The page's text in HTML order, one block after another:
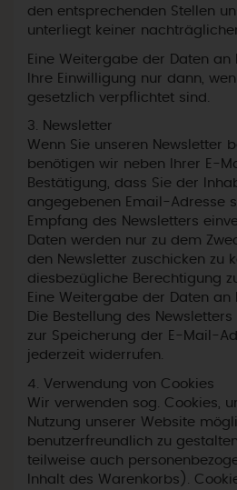
den entsprechenden Stellen
unterliegt keiner
Eine Weitergabe der Daten an
Ihre Einwilligung nur dann,
gesetzlich verpflichtet sind.
3. Newsletter
Wenn Sie unseren Newsletter
benötigen wir neben Ihrer E-
Bestätigung, dass Sie der
angegebenen Email-Adresse
Empfang des Newsletters
Daten werden nur zu dem
den Newsletter zuschicken zu
diesbezügliche Berechtigung
Eine Weitergabe der Daten an
Die Bestellung des
zur Speicherung der E-Mail-
jederzeit widerrufen.
4. Verwendung von Cookies
Wir verwenden sog. Cookies,
Nutzung unserer Website
benutzerfreundlich zu
teilweise auch
Inhalt des Warenkorbs).